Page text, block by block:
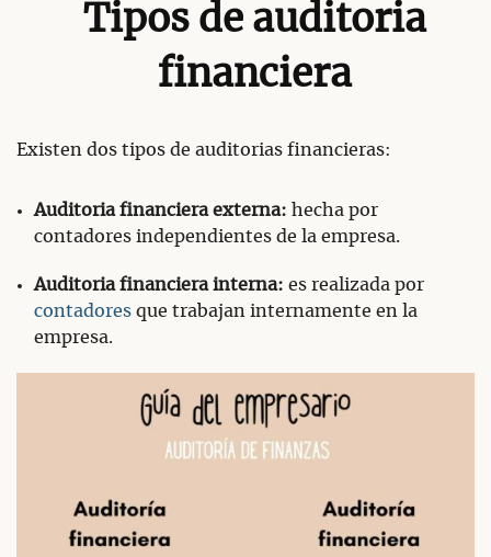
Tipos de auditoria
financiera
Existen dos tipos de auditorias financieras:
Auditoria financiera externa: hecha por
contadores independientes de la empresa.
Auditoria financiera interna: es realizada por
contadores que trabajan internamente en la
empresa.